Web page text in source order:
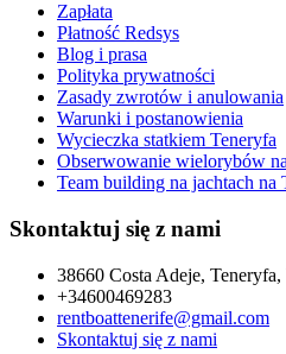
Zapłata
Płatność Redsys
Blog i prasa
Polityka prywatności
Zasady zwrotów i anulowania
Warunki i postanowienia
Wycieczka statkiem Teneryfa
Obserwowanie wielorybów
Team building na jachtach na
Skontaktuj się z nami
38660 Costa Adeje,
+34600469283
rentboattenerife@gmail.com
Skontaktuj się z nami